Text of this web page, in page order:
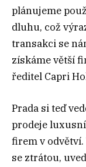
plánujeme
dluhu, což
transakci se
získáme větší
ředitel Capri
Prada si teď
prodeje
firem v odvětví.
se ztrátou,